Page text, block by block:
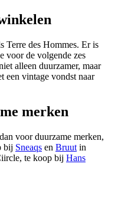
Terre des Hommes. Er is
voor de volgende zes
alleen duurzamer, maar
een vintage vondst naar
merken
voor duurzame merken,
bij Sneaqs en Bruut in
te koop bij Hans